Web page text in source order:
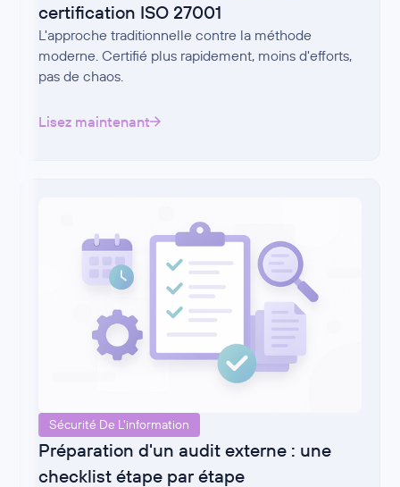
certification ISO 27001
L'approche traditionnelle contre la méthode
moderne. Certifié plus rapidement, moins d'efforts,
pas de chaos.
Lisez maintenant
Sécurité De L'information
Préparation d'un audit externe : une
checklist étape par étape